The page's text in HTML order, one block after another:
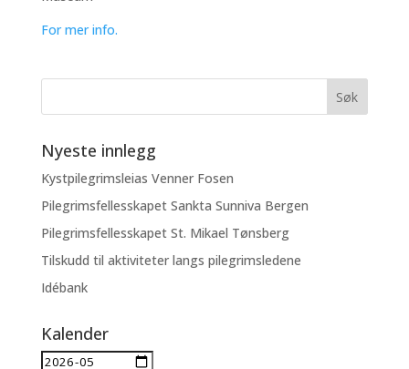
For mer info.
Nyeste innlegg
Kystpilegrimsleias Venner Fosen
Pilegrimsfellesskapet Sankta Sunniva Bergen
Pilegrimsfellesskapet St. Mikael Tønsberg
Tilskudd til aktiviteter langs pilegrimsledene
Idébank
Kalender